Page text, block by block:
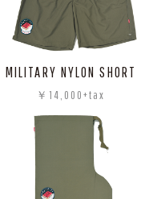
MILITARY NYLON SHORT
￥14,000+tax